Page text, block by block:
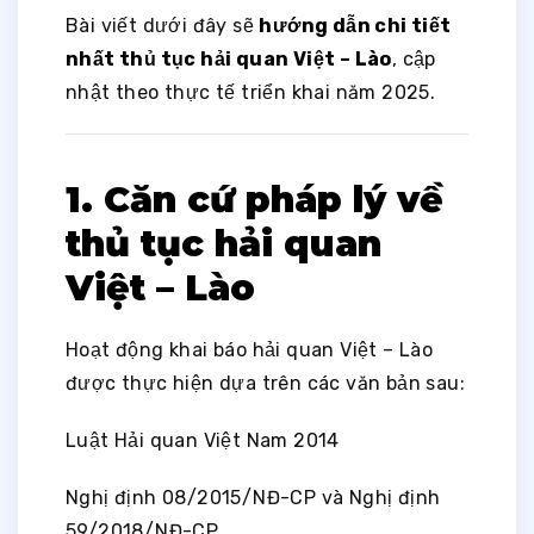
Bài viết dưới đây sẽ hướng dẫn chi tiết
nhất thủ tục hải quan Việt – Lào, cập
nhật theo thực tế triển khai năm 2025.
1. Căn cứ pháp lý về
thủ tục hải quan
Việt – Lào
Hoạt động khai báo hải quan Việt – Lào
được thực hiện dựa trên các văn bản sau:
Luật Hải quan Việt Nam 2014
Nghị định 08/2015/NĐ-CP và Nghị định